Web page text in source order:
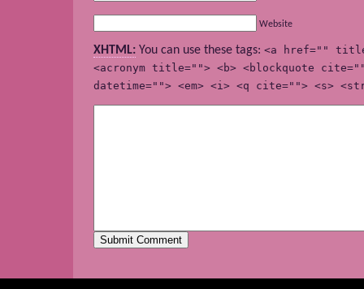
Website
XHTML: You can use these tags: <a href=""
<acronym title=""> <b> <blockquote
datetime=""> <em> <i> <q cite=""> <s>